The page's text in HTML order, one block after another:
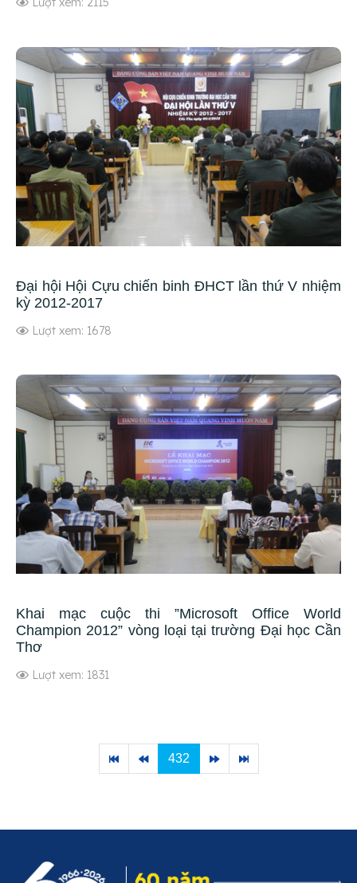
Đại hội Hội Cựu chiến binh ĐHCT lần thứ V nhiệm
kỳ 2012-2017
Lượt xem: 1678
Khai mạc cuộc thi ”Microsoft Office World
Champion 2012” vòng loại tại trường Đại học Cần
Thơ
Lượt xem: 1831
432